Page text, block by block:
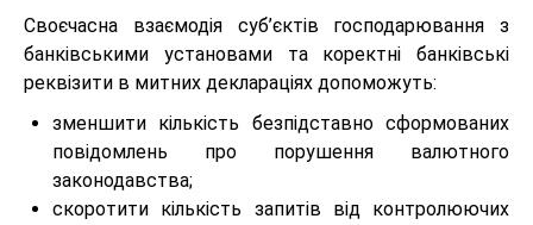
Своєчасна взаємодія суб’єктів господарювання з
банківськими установами та коректні банківські
реквізити в митних деклараціях допоможуть:
зменшити кількість безпідставно сформованих
повідомлень про порушення валютного
законодавства;
скоротити кількість запитів від контролюючих